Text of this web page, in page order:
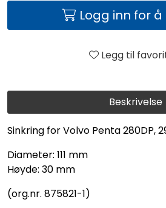
Beskrivelse
Sinkring for Volvo Penta 280DP,
Diameter: 111 mm
Høyde: 30 mm
(org.nr. 875821-1)
Logg inn for
Legg til